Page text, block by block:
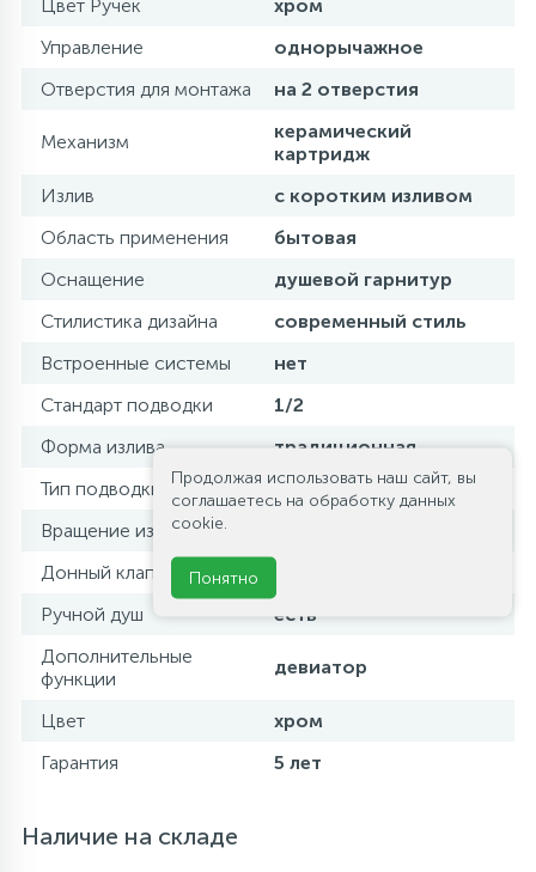
Цвет Ручек
хром
Управление
однорычажное
Отверстия для монтажа
на 2 отверстия
Механизм
керамический
картридж
Излив
с коротким изливом
Область применения
бытовая
Оснащение
душевой гарнитур
Стилистика дизайна
современный стиль
Встроенные системы
нет
Стандарт подводки
1/2
Форма излива
традиционная
Тип подводки
жесткая
Вращение излива
Донный клапан
Ручной душ
есть
Дополнительные
функции
девиатор
Цвет
хром
Гарантия
5 лет
Наличие на складе
Продолжая использовать наш сайт, вы
соглашаетесь на обработку данных
cookie.
Понятно